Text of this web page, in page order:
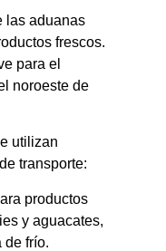
las aduanas
frescos.​
para el
noroeste de
utilizan
transporte:​
productos
y aguacates,
de frío.​